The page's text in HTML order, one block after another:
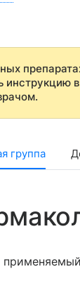
инструкцию
группа